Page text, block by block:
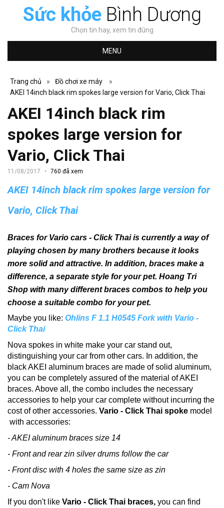
Sức khỏeBình Dương
Chọn tin hay, xem tin đúng
MENU
Trang chủ » Đồ chơi xe máy
»
AKEI 14inch black rim spokes large version for Vario, Click Thai
AKEI 14inch black rim
spokes large version for
Vario, Click Thai
11/08/2017 760 đã xem
AKEI 14inch black rim spokes large version for
Vario, Click Thai
Braces for Vario cars - Click Thai is currently a way of
playing chosen by many brothers because it looks
more solid and attractive. In addition, braces make a
difference, a separate style for your pet. Hoang Tri
Shop with many different braces combos to help you
choose a suitable combo for your pet.
Maybe you like: Ohlins F 1.1 H0545 Fork with Vario -
Click Thai
Nova spokes in white make your car stand out,
distinguishing your car from other cars. In addition, the
black AKEI aluminum braces are made of solid aluminum,
you can be completely assured of the material of AKEI
braces. Above all, the combo includes the necessary
accessories to help your car complete without incurring the
cost of other accessories. Vario - Click Thai spoke model
with accessories:
- AKEI aluminum braces size 14
- Front and rear zin silver drums follow the car
- Front disc with 4 holes the same size as zin
- Cam Nova
If you don't like Vario - Click Thai braces, you can find